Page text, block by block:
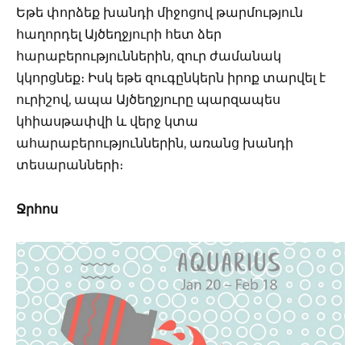
Եթե փորձեք խանդի միջոցով թարմություն
հաղորդել Այծեղջյուրի հետ ձեր
հարաբերություններին, զուր ժամանակ
կկորցնեք։ Իսկ եթե զուգընկերն իրոք տարվել է
ուրիշով, ապա Այծեղջյուրը պարզապես
կհիասթափվի և վերջ կտա
ահարաբերություններին, առանց խանդի
տեսարանների։
Ջրհոս